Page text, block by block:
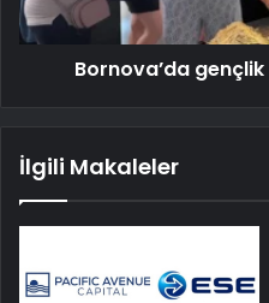
Bornova’da
İlgili Makaleler